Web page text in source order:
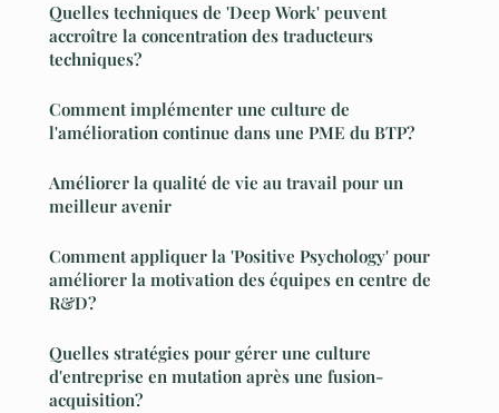
Quelles techniques de 'Deep Work' peuvent
accroître la concentration des traducteurs
techniques?
Comment implémenter une culture de
l'amélioration continue dans une PME du BTP?
Améliorer la qualité de vie au travail pour un
meilleur avenir
Comment appliquer la 'Positive Psychology' pour
améliorer la motivation des équipes en centre de
R&D?
Quelles stratégies pour gérer une culture
d'entreprise en mutation après une fusion-
acquisition?